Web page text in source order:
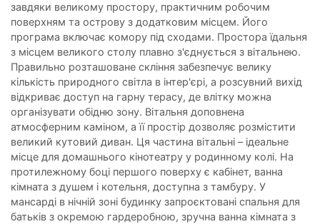
завдяки великому простору, практичним робочим
поверхням та острову з додатковим місцем. Його
програма включає комору під сходами. Простора їдальня
з місцем великого столу плавно з'єднується з вітальнею.
Правильно розташоване скління забезпечує велику
кількість природного світла в інтер'єрі, а розсувний вихід
відкриває доступ на гарну терасу, де влітку можна
організувати обідню зону. Вітальня доповнена
атмосферним каміном, а її простір дозволяє розмістити
великий кутовий диван. Ця частина вітальні – ідеальне
місце для домашнього кінотеатру у родинному колі. На
протилежному боці першого поверху є кабінет, ванна
кімната з душем і котельня, доступна з тамбуру. У
мансарді в нічній зоні будинку запроєктовані спальня для
батьків з окремою гардеробною, зручна ванна кімната з